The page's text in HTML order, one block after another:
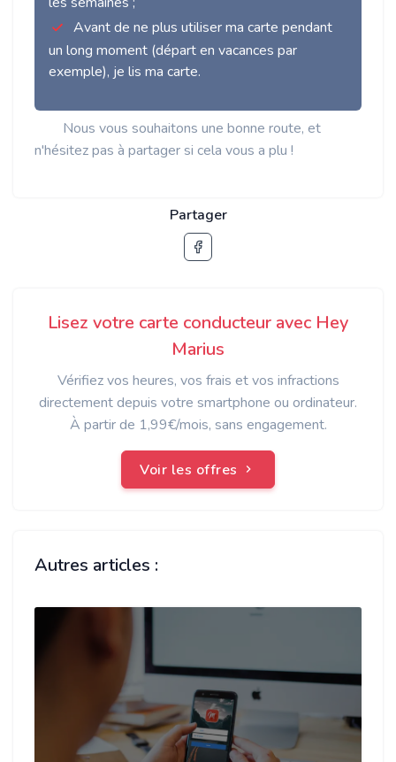
Avant de ne plus utiliser ma carte pendant
un long moment (départ en vacances par
exemple), je lis ma carte.
Nous vous souhaitons une bonne route, et
n'hésitez pas à partager si cela vous a plu !
Partager
Lisez votre carte conducteur avec Hey
Marius
Vérifiez vos heures, vos frais et vos infractions
directement depuis votre smartphone ou ordinateur.
À partir de 1,99€/mois, sans engagement.
Voir les offres
Autres articles :